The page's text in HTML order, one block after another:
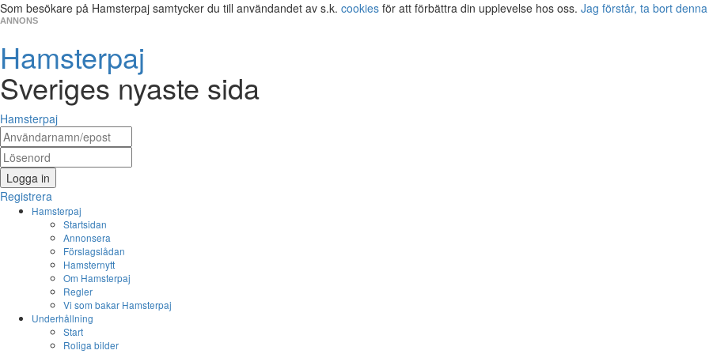
Som besökare på Hamsterpaj samtycker du till användandet av s.k. cookies för att förbättra din upplevelse hos oss. Jag förstår, ta bort
ANNONS
Hamsterpaj
Sveriges nyaste sida
Hamsterpaj
Logga in
Registrera
Hamsterpaj
Startsidan
Annonsera
Förslagslådan
Hamsternytt
Om Hamsterpaj
Regler
Vi som bakar Hamsterpaj
Underhållning
Start
Roliga bilder